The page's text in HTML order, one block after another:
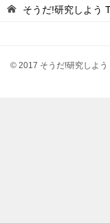
そうだ!研究しよう
© 2017 そうだ!研究しよう